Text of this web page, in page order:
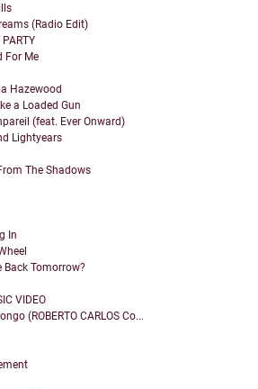
(Radio Edit)
For Me
Hazewood
a Loaded Gun
(feat. Ever Onward)
Lightyears
The Shadows
In
Back Tomorrow?
VIDEO
(ROBERTO CARLOS Co...